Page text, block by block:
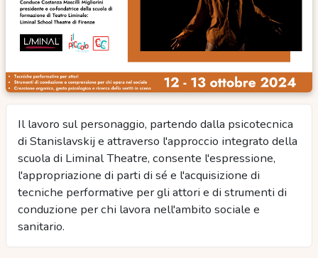
Il lavoro sul personaggio, partendo dalla psicotecnica
di Stanislavskij e attraverso l'approccio integrato della
scuola di Liminal Theatre, consente l'espressione,
l'appropriazione di parti di sé e l'acquisizione di
tecniche performative per gli attori e di strumenti di
conduzione per chi lavora nell'ambito sociale e
sanitario.